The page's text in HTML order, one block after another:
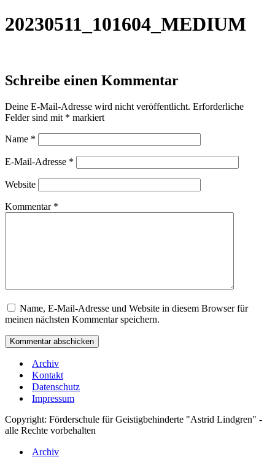
20230511_101604_MEDIUM
Schreibe einen Kommentar
Deine E-Mail-Adresse wird nicht veröffentlicht. Erforderliche
Felder sind mit * markiert
Name *
E-Mail-Adresse *
Website
Kommentar *
Name, E-Mail-Adresse und Website in diesem Browser für
meinen nächsten Kommentar speichern.
Archiv
Kontakt
Datenschutz
Impressum
Copyright: Förderschule für Geistigbehinderte "Astrid Lindgren" -
alle Rechte vorbehalten
Archiv